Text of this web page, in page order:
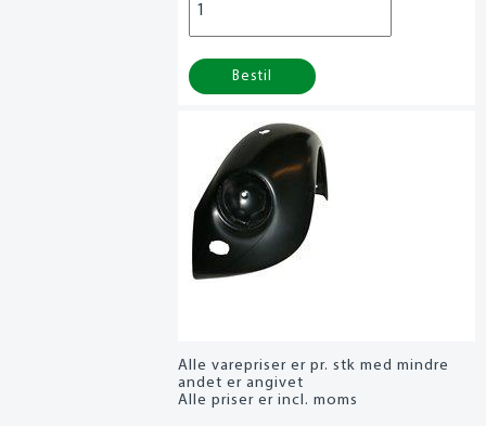
Bestil
Alle varepriser er pr. stk med mindre
andet er angivet
Alle priser er incl. moms